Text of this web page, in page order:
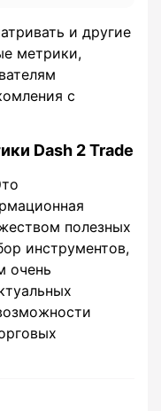
и другие
метрики,
с
Dash 2 Trade
полезных
инструментов,
очень